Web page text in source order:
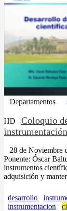
Departamentos
HD
Coloquio
28 de Noviembre
Ponente: Óscar
instrumentos
adquisición y
desarrollo
instrumentacion